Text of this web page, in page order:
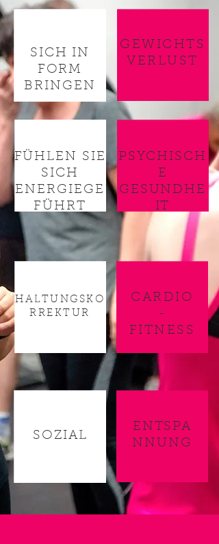
SICH IN
FORM
BRINGEN
GEWICHTS
VERLUST
FÜHLEN SIE
SICH
ENERGIEGE
FÜHRT
PSYCHISCH
E
GESUNDHE
IT
HALTUNGSKO
RREKTUR
CARDIO
-
FITNESS
SOZIAL
ENTSPA
NNUNG